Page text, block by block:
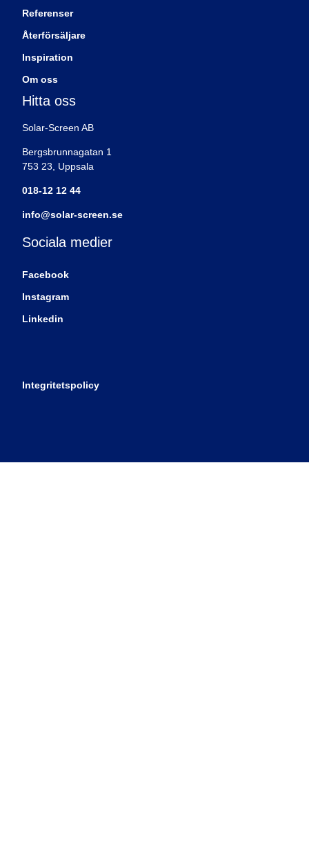
Referenser
Återförsäljare
Inspiration
Om oss
Hitta oss
Solar-Screen AB
Bergsbrunnagatan 1
753 23, Uppsala
018-12 12 44
info@solar-screen.se
Sociala medier
Facebook
Instagram
Linkedin
Integritetspolicy